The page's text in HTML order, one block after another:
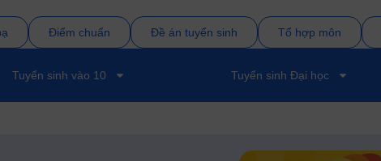
Điểm chuẩn Đề án tuyển sinh Tổ hợp môn
Tuyển sinh vào 10 Tuyển sinh Đại học